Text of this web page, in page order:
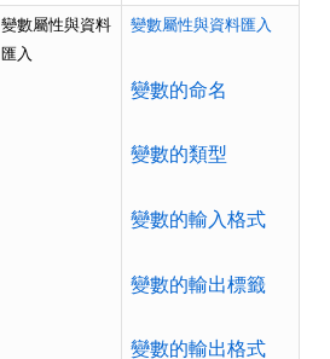
變數屬性與資料
匯入
變數屬性與資料匯入
變數的命名
變數的類型
變數的輸入格式
變數的輸出標籤
變數的輸出格式